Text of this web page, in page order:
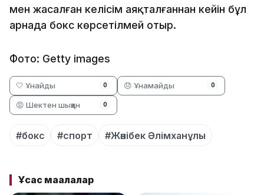
мен жасалған келісім аяқталғаннан кейін бұл
арнада бокс көрсетілмей отыр.
Фото: Getty images
🤍 Ұнайды 0 😞 Ұнамайды 0
😡 Шектен шыққан 0
#бокс #спорт #Жәнібек Әлімханұлы
Ұқсас мақалалар